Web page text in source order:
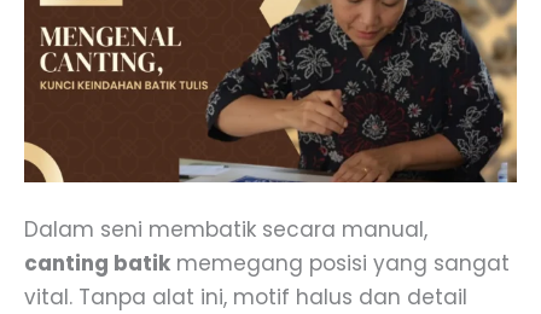
Dalam seni membatik secara manual,
canting batik memegang posisi yang sangat
vital. Tanpa alat ini, motif halus dan detail